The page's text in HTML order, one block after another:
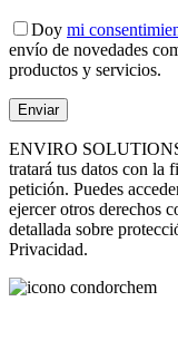
Doy mi
envío de novedades
productos y servicios.
ENVIRO SOLUTIONS
tratará tus datos con la
petición. Puedes
ejercer otros derechos
detallada sobre
Privacidad.